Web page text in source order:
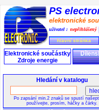
PS
elektronické
uživatel : nepřihlášený
hlavní stránka
Elektronické součástky
Zdroje energie
Hledání v katalogu
Po zapsání min.2 znaků se spustí
používejte, prosím, háčky a čárky.